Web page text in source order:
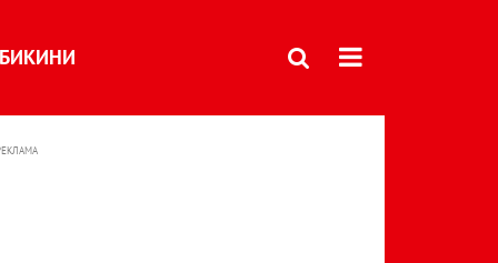
БИКИНИ